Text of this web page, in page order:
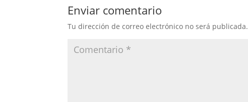
Enviar comentario
Tu dirección de correo electrónico no será publicada.